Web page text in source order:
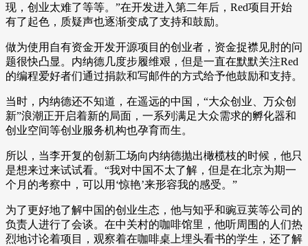
现，创业太难了等等。”在开发进入第二年后，Red项目开始
有了起色，质疑声也逐渐变成了支持和鼓励。
做为使用自有资金开发开源项目的创业者，资金捉襟见肘的问
题很快凸显。内纳德几度步履维艰，但是一直在默默关注Red
的编程爱好者们通过捐款和写邮件的方式给予他鼓励和支持。
当时，内纳德还不知道，在遥远的中国，“大众创业、万众创
新”浪潮正开启着新的局面，一系列满足大众需求的孵化器和
创业空间等创业服务机构也孕育而生。
所以，当李开复的创新工场向内纳德抛出橄榄枝的时候，他只
是想来过来试试看。“我对中国不太了解，但是在北京为期一
个月的考察中，可以用‘惊艳’来形容我的感受。”
为了更好地了解中国的创业生态，他与知乎和豌豆荚等公司的
负责人进行了会谈。在中关村的咖啡馆里，他听周围的人们热
烈地讨论着项目，观察着在咖啡桌上埋头看书的学生，还了解